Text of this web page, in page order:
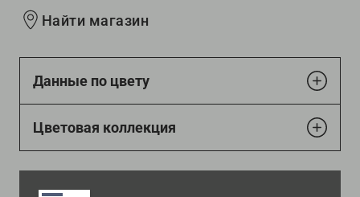
Найти магазин
Данные по цвету
Цветовая коллекция